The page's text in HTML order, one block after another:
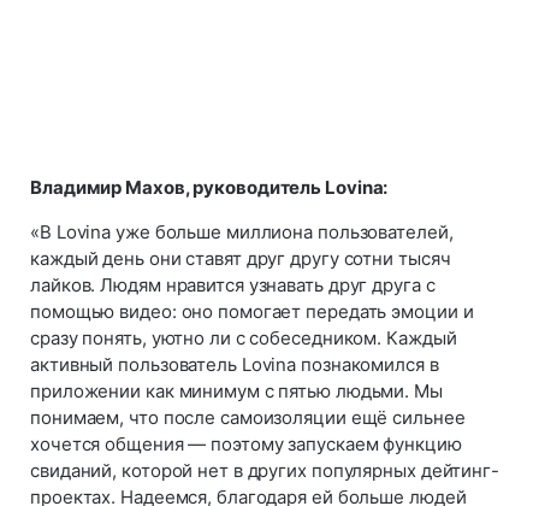
Владимир Махов, руководитель Lovina:
«В Lovina уже больше миллиона пользователей,
каждый день они ставят друг другу сотни тысяч
лайков. Людям нравится узнавать друг друга с
помощью видео: оно помогает передать эмоции и
сразу понять, уютно ли с собеседником. Каждый
активный пользователь Lovina познакомился в
приложении как минимум с пятью людьми. Мы
понимаем, что после самоизоляции ещё сильнее
хочется общения — поэтому запускаем функцию
свиданий, которой нет в других популярных дейтинг-
проектах. Надеемся, благодаря ей больше людей